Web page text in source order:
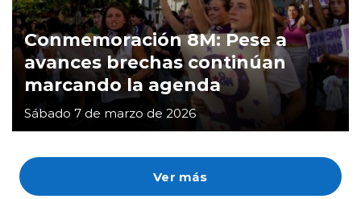
Ver más
Conmemoración 8M: Pese a
avances brechas continúan
marcando la agenda
Sábado 7 de marzo de 2026